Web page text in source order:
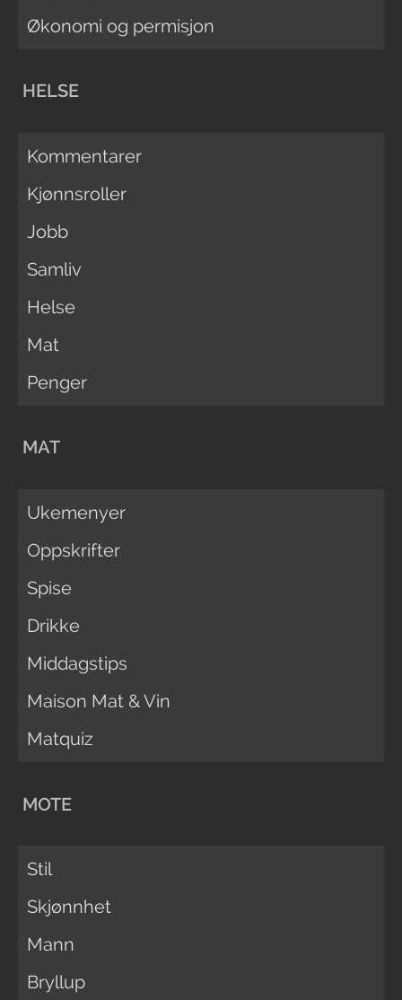
Økonomi og permisjon
HELSE
Kommentarer
Kjønnsroller
Jobb
Samliv
Helse
Mat
Penger
MAT
Ukemenyer
Oppskrifter
Spise
Drikke
Middagstips
Maison Mat & Vin
Matquiz
MOTE
Stil
Skjønnhet
Mann
Bryllup